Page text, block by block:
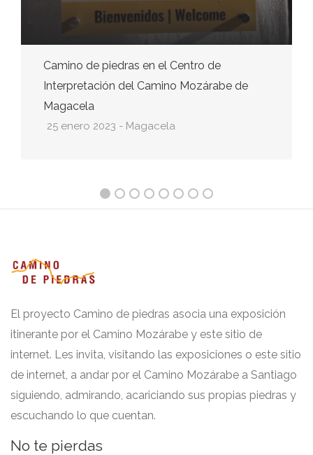
Camino de piedras en el Centro de
Interpretación del Camino Mozárabe de
Magacela
25 enero 2023 - Magacela
El proyecto Camino de piedras asocia una exposición
itinerante por el Camino Mozárabe y este sitio de
internet. Les invita, visitando las exposiciones o este sitio
de internet, a andar por el Camino Mozárabe a Santiago
siguiendo, admirando, acariciando sus propias piedras y
escuchando lo que cuentan.
No te pierdas